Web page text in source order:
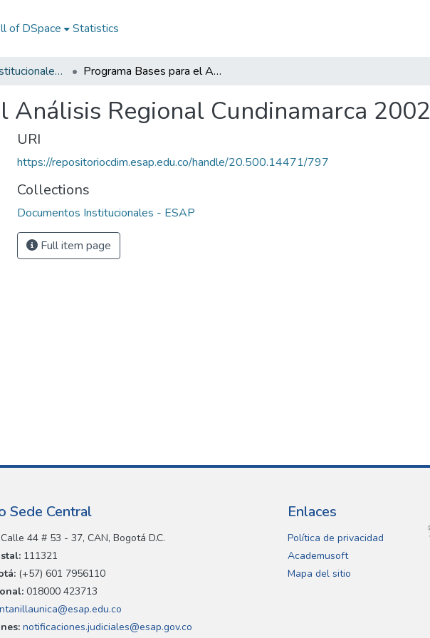
of DSpace Statistics
Documentos Institucionales - ESAP Programa Bases para el Análisis Regional Cundinamarca 2002
Análisis Regional Cundinamarca 2002
URI
https://repositoriocdim.esap.edu.co/handle/20.500.14471/797
Collections
Documentos Institucionales - ESAP
Full item page
Sede Central
Calle 44 # 53 - 37, CAN, Bogotá D.C.
111321
(+57) 601 7956110
018000 423713
notificaciones.judiciales@esap.gov.co
Enlaces
Política de privacidad
Academusoft
Mapa del sitio